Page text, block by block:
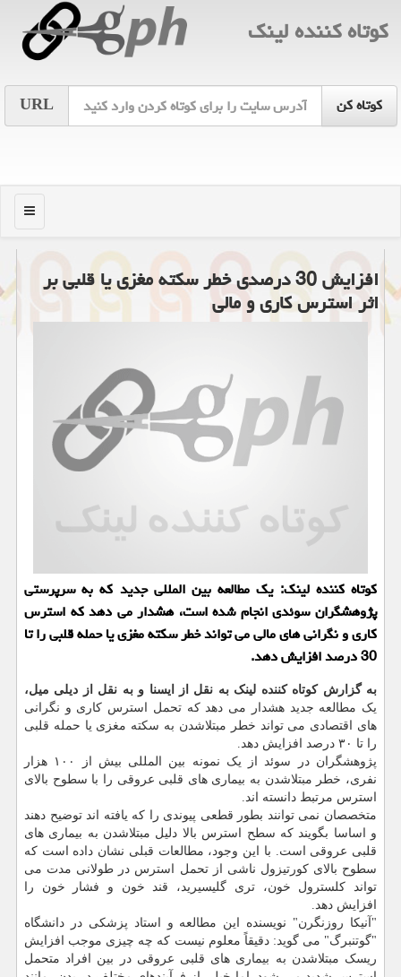
كوتاه كننده لینك
URL
منو
افزایش 30 درصدی خطر سکته مغزی یا قلبی بر
اثر استرس کاری و مالی
کوتاه کننده لینک: یک مطالعه بین المللی جدید که به سرپرستی
پژوهشگران سوئدی انجام شده است، هشدار می دهد که استرس
کاری و نگرانی های مالی می تواند خطر سکته مغزی یا حمله قلبی را تا
30 درصد افزایش دهد.
به گزارش کوتاه کننده لینک به نقل از ایسنا و به نقل از دیلی میل،
یک مطالعه جدید هشدار می دهد که تحمل استرس کاری و نگرانی
های اقتصادی می تواند خطر مبتلاشدن به سکته مغزی یا حمله قلبی
را تا ۳۰ درصد افزایش دهد.
پژوهشگران در سوئد از یک نمونه بین المللی بیش از ۱۰۰ هزار
نفری، خطر مبتلاشدن به بیماری های قلبی عروقی را با سطوح بالای
استرس مرتبط دانسته اند.
متخصصان نمی توانند بطور قطعی پیوندی را که یافته اند توضیح دهند
و اساسا بگویند که سطح استرس بالا دلیل مبتلاشدن به بیماری های
قلبی عروقی است. با این وجود، مطالعات قبلی نشان داده است که
سطوح بالای کورتیزول ناشی از تحمل استرس در طولانی مدت می
تواند کلسترول خون، تری گلیسیرید، قند خون و فشار خون را
افزایش دهد.
"آنیکا روزنگرن" نویسنده این مطالعه و استاد پزشکی در دانشگاه
"گوتنبرگ" می گوید: دقیقاً معلوم نیست که چه چیزی موجب افزایش
ریسک مبتلاشدن به بیماری های قلبی عروقی در بین افراد متحمل